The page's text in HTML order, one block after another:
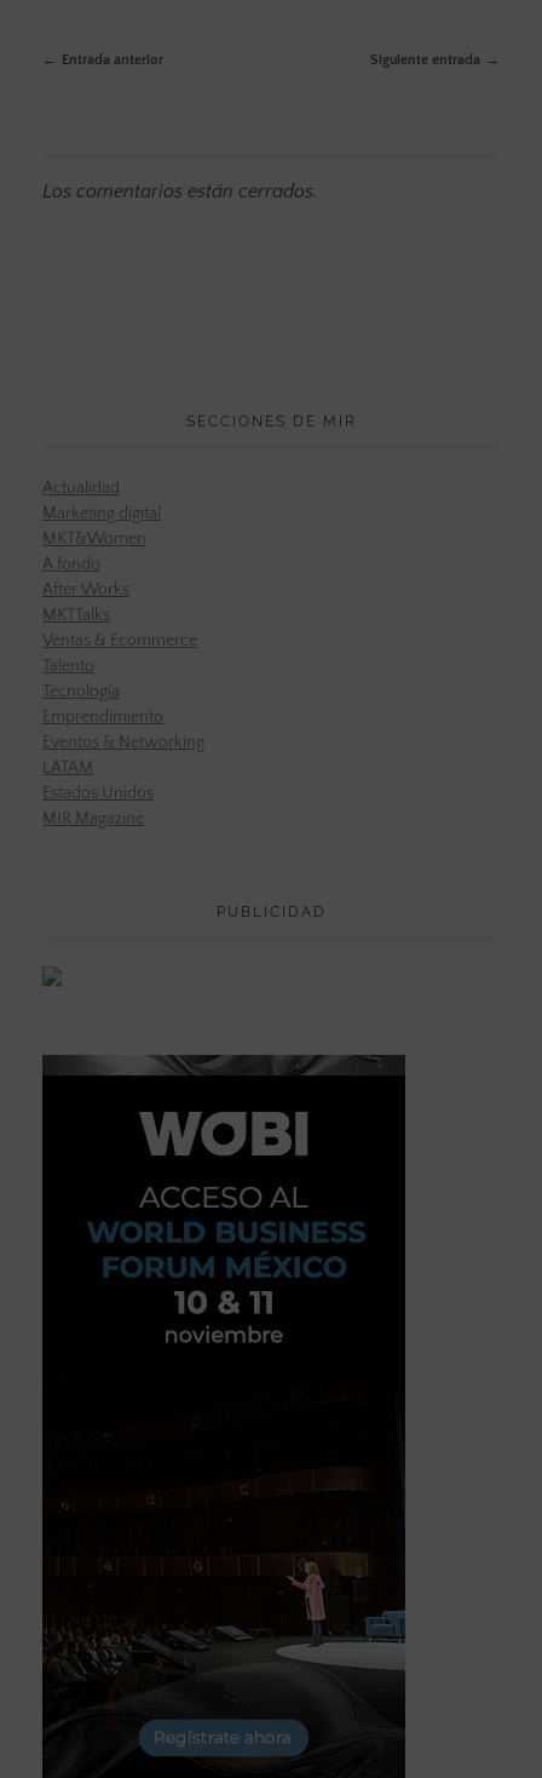
Entrada anterior Siguiente entrada
Los comentarios están cerrados.
SECCIONES DE MIR
Actualidad
Marketing digital
MKT&Women
A fondo
After Works
MKTTalks
Ventas & Ecommerce
Talento
Tecnología
Emprendimiento
Eventos & Networking
LATAM
Estados Unidos
MIR Magazine
PUBLICIDAD